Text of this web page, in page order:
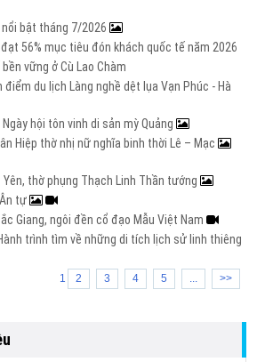
bật tháng 7/2026
56% mục tiêu đón khách quốc tế năm 2026
vững ở Cù Lao Chàm
điểm du lịch Làng nghề dệt lụa Vạn Phúc - Hà
hội tôn vinh di sản mỳ Quảng
Hiệp thờ nhị nữ nghĩa binh thời Lê – Mạc
thờ phụng Thạch Linh Thần tướng
tự
Giang, ngôi đền cổ đạo Mẫu Việt Nam
trình tìm về những di tích lịch sử linh thiêng
1 2 3 4 5 ... >>